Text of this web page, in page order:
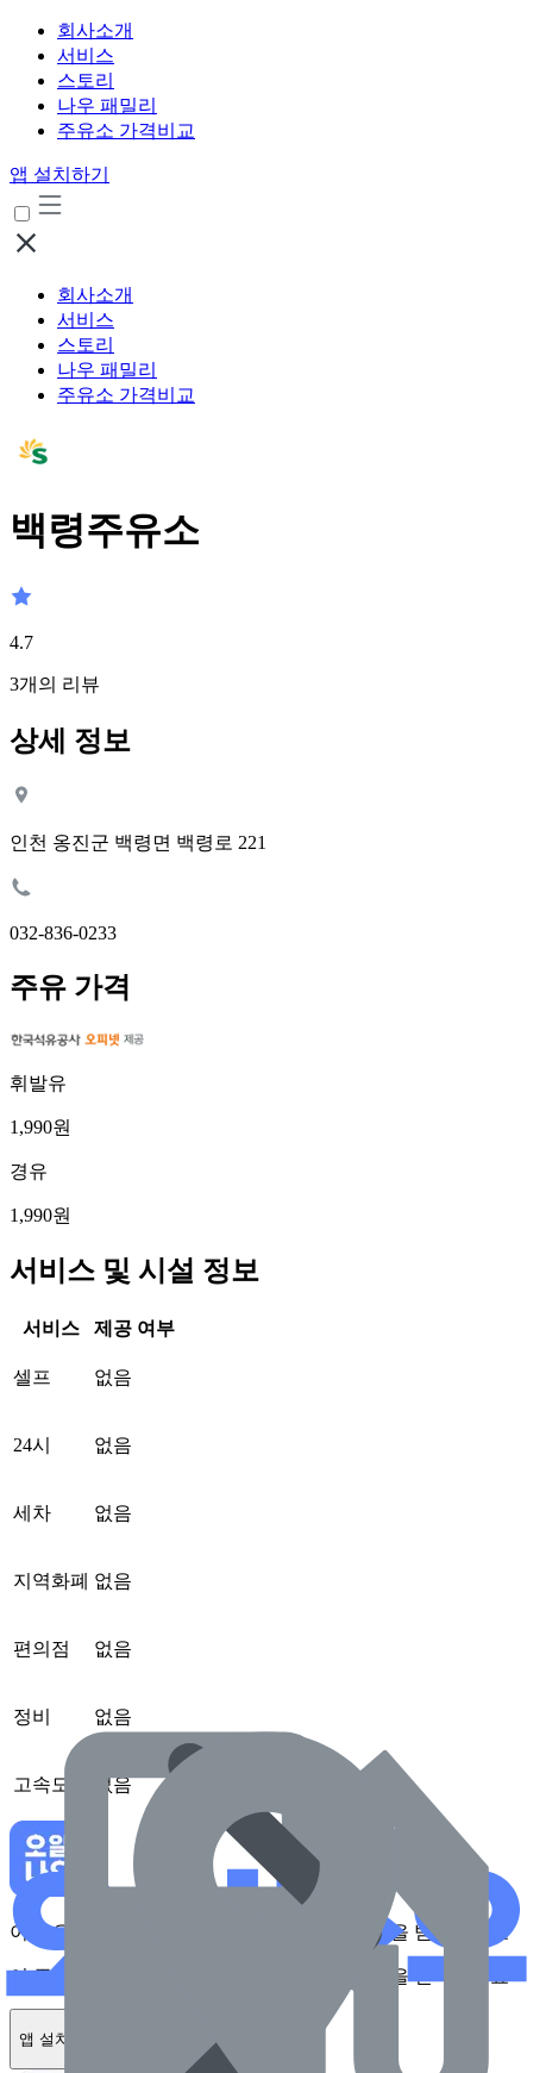
회사소개
서비스
스토리
나우 패밀리
주유소 가격비교
앱 설치하기
회사소개
서비스
스토리
나우 패밀리
주유소 가격비교
백령주유소
4.7
3개의 리뷰
상세 정보
인천 옹진군 백령면 백령로 221
032-836-0233
주유 가격
휘발유
1,990원
경유
1,990원
서비스 및 시설 정보
서비스 제공 여부
셀프 없음
24시 없음
세차 없음
지역화폐 없음
편의점 없음
정비 없음
고속도로 없음
이 주유소를 앱에서 확인하고 최대 1만원 혜택을 받아보세요
이 주유소를 앱에서 확인하고 최대 1만원 혜택을 받아보세요
앱 설치하기